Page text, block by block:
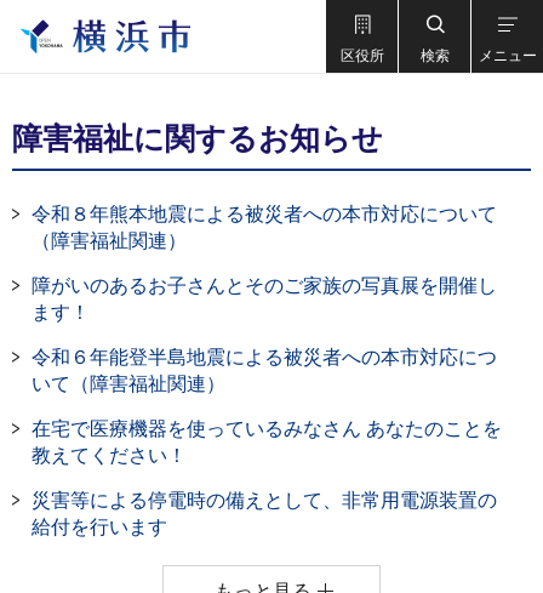
区役所 検索 メニュー
障害福祉に関するお知らせ
令和８年熊本地震による被災者への本市対応について
（障害福祉関連）
障がいのあるお子さんとそのご家族の写真展を開催し
ます！
令和６年能登半島地震による被災者への本市対応につ
いて（障害福祉関連）
在宅で医療機器を使っているみなさん あなたのことを
教えてください！
災害等による停電時の備えとして、非常用電源装置の
給付を行います